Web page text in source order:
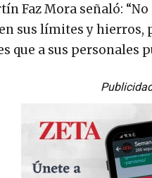
Faz Mora señaló:
sus límites y hierros,
que a sus personales